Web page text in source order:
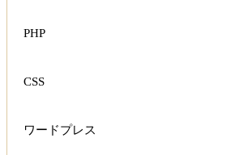
PHP
CSS
ワードプレス